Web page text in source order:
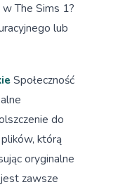
w The Sims 1?
lub
Społeczność
do
którą
oryginalne
zawsze